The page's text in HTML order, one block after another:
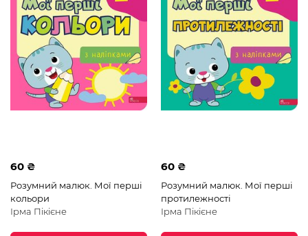
60 ₴
Розумний малюк. Мої перші
кольори
Ірма Пікієне
60 ₴
Розумний малюк. Мої перші
протилежності
Ірма Пікієне